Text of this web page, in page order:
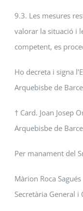
9.3. Les mesures
valorar la situació i
competent, es
Ho decreta i signa
Arquebisbe de
† Card. Joan Josep
Arquebisbe de
Per manament del
Màrion Roca Sagués
Secretària General i